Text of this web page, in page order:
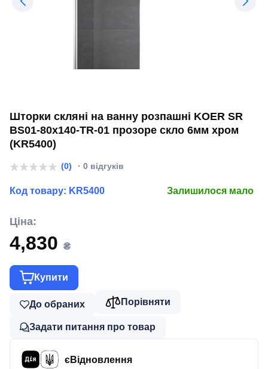
Шторки скляні на ванну розпашні KOER SR
BS01-80x140-TR-01 прозоре скло 6мм хром
(KR5400)
(0) · 0 відгуків
Код товару: KR5400 Залишилося мало
Ціна:
4,830 ₴
Купити
До обраних Порівняти
Задати питання про товар
єВідновлення